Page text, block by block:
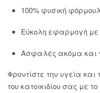
100% φυσική
Εύκολη εφαρμογή
Ασφαλές ακόμα και
Φροντίστε την υγεία
του κατοικιδίου σας με το